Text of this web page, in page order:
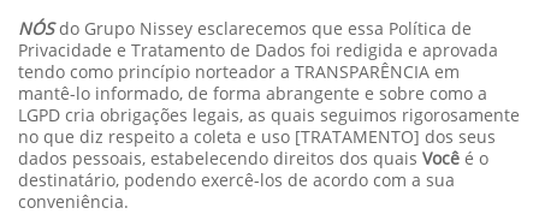
NÓSdo Grupo Nissey esclarecemos que essa Política de
Privacidade e Tratamento de Dados foi redigida e aprovada
tendo como princípio norteador a TRANSPARÊNCIA em
mantê-lo informado, de forma abrangente e sobre como a
LGPD cria obrigações legais, as quais seguimos rigorosamente
no que diz respeito a coleta e uso [TRATAMENTO] dos seus
dados pessoais, estabelecendo direitos dos quais Você é o
destinatário, podendo exercê-los de acordo com a sua
conveniência.